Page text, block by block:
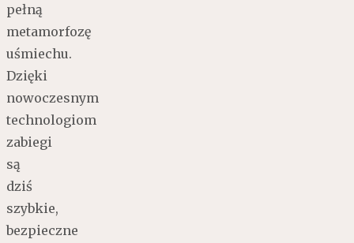
pełną
metamorfozę
uśmiechu.
Dzięki
nowoczesnym
technologiom
zabiegi
są
dziś
szybkie,
bezpieczne